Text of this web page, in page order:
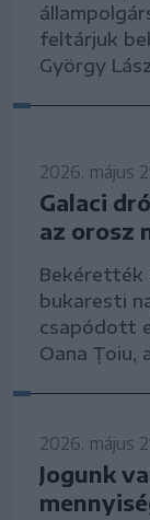
feltárjuk
György
2026. május
Galaci
az orosz
Bekérették
bukaresti
csapódott
Oana Țoiu,
2026. május
Jogunk